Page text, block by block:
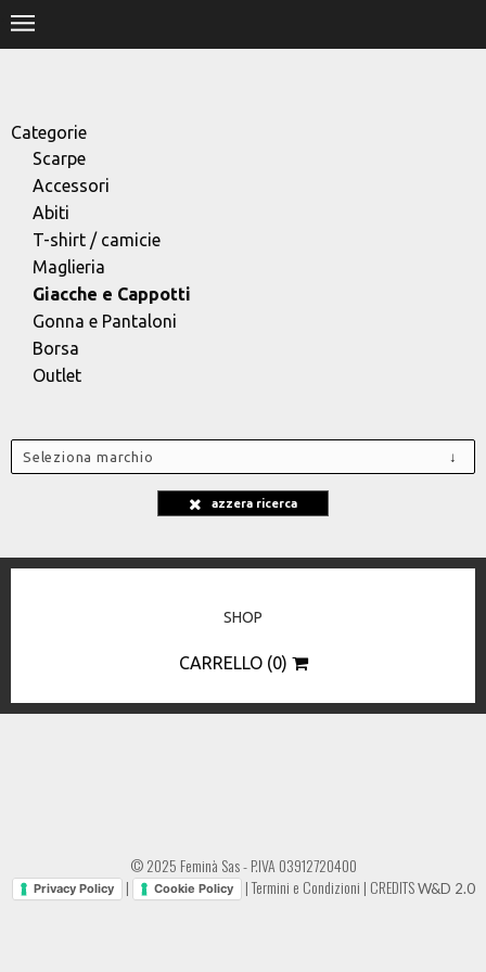
Categorie
Scarpe
Accessori
Abiti
T-shirt / camicie
Maglieria
Giacche e Cappotti
Gonna e Pantaloni
Borsa
Outlet
Seleziona marchio
azzera ricerca
SHOP
CARRELLO (0)
© 2025 Feminà Sas - P.IVA 03912720400
Privacy Policy | Cookie Policy |Termini e Condizioni | CREDITSW&D 2.0